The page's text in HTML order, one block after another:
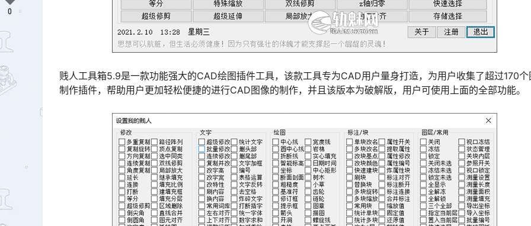
贱人工具箱5.9是一款功能强大的CAD绘图插件工具，该款工具专为CAD用户量身打造，为用户收集了超过170个
制作插件，帮助用户更加轻松便捷的进行CAD图像的制作，并且该版本为破解版，用户可使用上面的全部功能。󠅅󠅃󠄵󠅂󠄪󠇖󠆨󠆨󠇕󠆞󠆒󠅬󠇘󠆭󠆘󠇙󠆝󠅵󠇗󠆭󠆁󠄐󠇗󠅹󠅸󠇖󠆍󠅳󠇖󠅹󠅰󠇖󠆌󠅹
0